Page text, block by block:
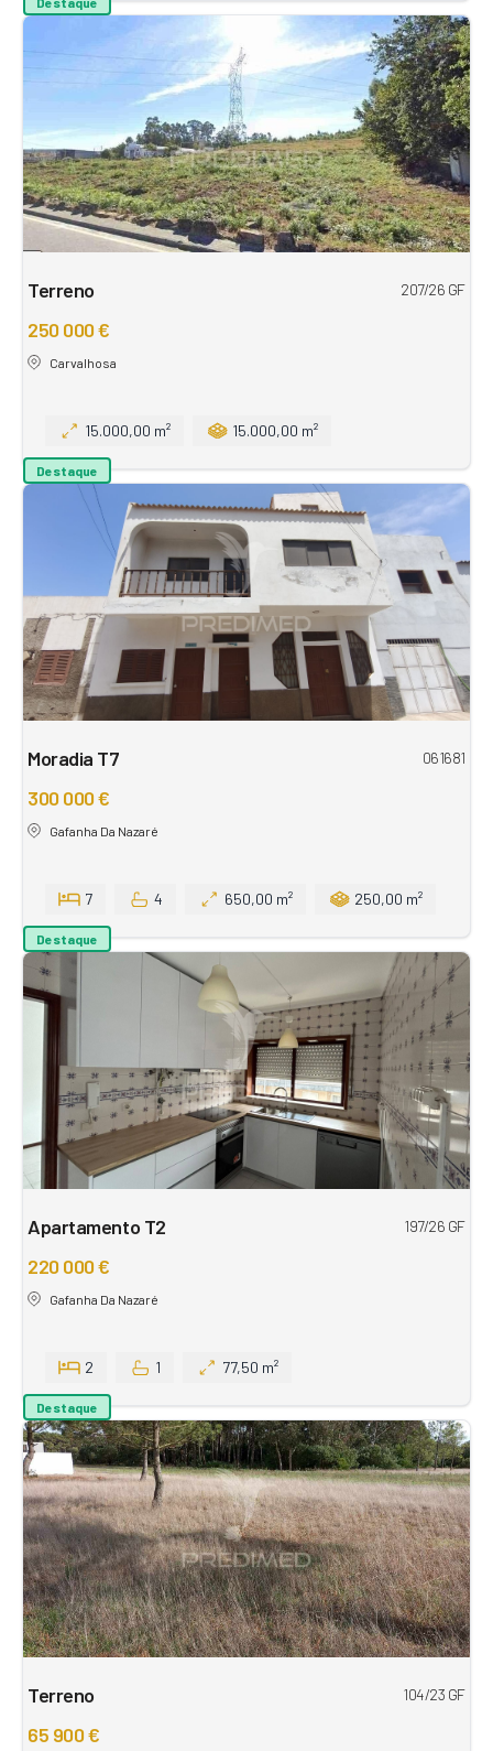
Terreno 207/26 GF
250 000 €
Carvalhosa
15.000,00 m² 15.000,00 m²
Destaque
Moradia T7 061681
300 000 €
Gafanha Da Nazaré
7 4 650,00 m² 250,00 m²
Destaque
Apartamento T2 197/26 GF
220 000 €
Gafanha Da Nazaré
2 1 77,50 m²
Destaque
Terreno 104/23 GF
65 900 €